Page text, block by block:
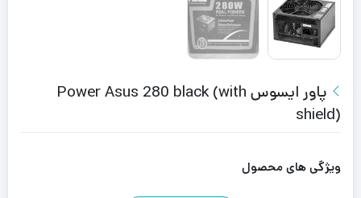
پاور ایسوس Power Asus 280 black (with
shield)
ویژگی های محصول